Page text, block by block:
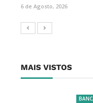
6 de Agosto, 2026
MAIS VISTOS